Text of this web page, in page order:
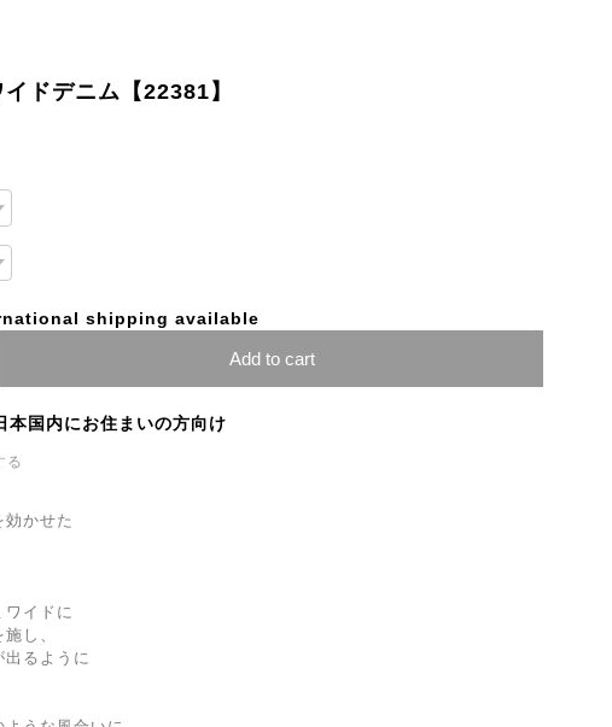
ドデニム【22381】
shipping available
Add to cart
本国内にお住まいの方向け
る
かせた
ワイドに
し、
出るように